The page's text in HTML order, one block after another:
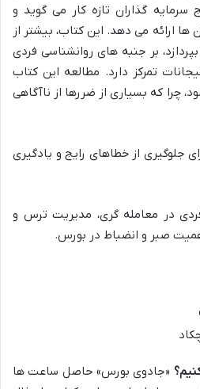
سرمایه گذاران تازه کار می گوید و
ها ارائه می دهد. این کتاب، بیشتر از
بر جنبه های روانشناسی فردی
تمرکز دارد. مطالعه این کتاب
چرا که بسیاری از ضررها از ناآگاهی
جلوگیری از خطاهای رایج و یادگیری
در معامله گری، مدیریت ترس و
صبر و انضباط در بورس.
«جادوی بورس» حاصل ساعت ها